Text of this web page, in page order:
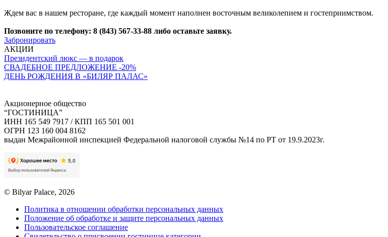
Ждем вас в нашем ресторане, где каждый момент наполнен восточным великолепием и гостеприимством.
Позвоните по телефону: 8 (843) 567-33-88 либо оставьте заявку.
Забронировать
АКЦИИ
Президентский люкс — в подарок
СВАДЕБНОЕ ПРЕДЛОЖЕНИЕ -20%
ДЕНЬ РОЖДЕНИЯ В «БИЛЯР ПАЛАС»
Акционерное общество
“ГОСТИНИЦА”
ИНН 165 549 7917 / КПП 165 501 001
ОГРН 123 160 004 8162
выдан Межрайонной инспекцией Федеральной налоговой службы №14 по РТ от 19.9.2023г.
© Bilyar Palace, 2026
Политика в отношении обработки персональных данных
Положение об обработке и защите персональных данных
Пользовательское соглашение